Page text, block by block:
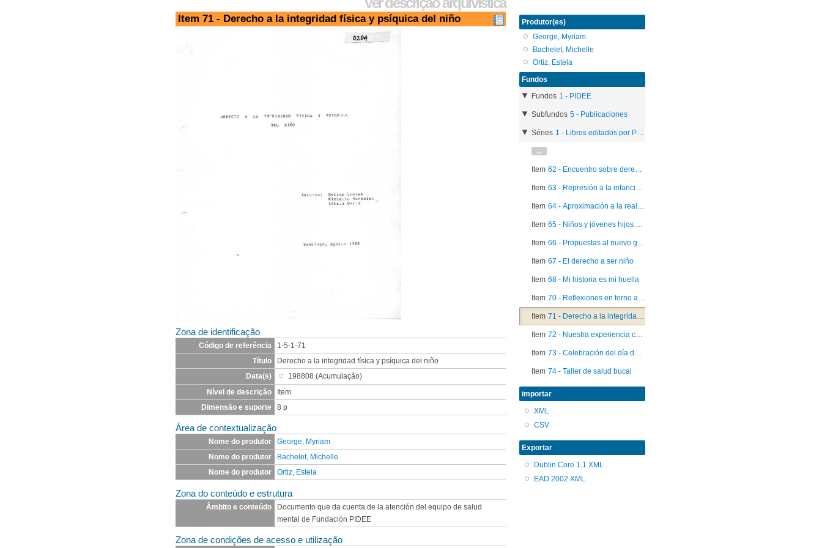
Item 71 - Derecho a la integridad física y psíquica del niño
Zona de identificação
Código de referência
1-5-1-71
Título
Derecho a la integridad física y psíquica del niño
Data(s)
198808 (Acumulação)
Nível de descrição
Item
Dimensão e suporte
8 p
Área de contextualização
Nome do produtor
George, Myriam
Nome do produtor
Bachelet, Michelle
Nome do produtor
Ortiz, Estela
Zona do conteúdo e estrutura
Âmbito e conteúdo
Documento que da cuenta de la atención del equipo de salud
mental de Fundación PIDEE
Zona de condições de acesso e utilização
Produtor(es)
George, Myriam
Bachelet, Michelle
Ortiz, Estela
Fundos
Fundos 1 - PIDEE
Subfundos 5 - Publicaciones
Séries 1 - Libros editados por PIDEE
...
Item 62 - Encuentro sobre derechos humanos y perspectivas de democracia en Chile
Item 63 - Represión a la infancia en Chile
Item 64 - Aproximación a la realidad de la infancia y la adolescencia dañada por los estados de emergencia
Item 65 - Niños y jóvenes hijos de detenidos desaparecidos, ejecutados políticos y presos políticos
Item 66 - Propuestas al nuevo gobierno democrático y a la opinión pública: El derecho a ser niño
Item 67 - El derecho a ser niño
Item 68 - Mi historia es mi huella
Item 70 - Reflexiones en torno al daño y reparación psicosocial en menores
Item 71 - Derecho a la integridad física y psíquica del niño
Item 72 - Nuestra experiencia con menores familiares de detenidos desaparecidos y ejecutados políticos
Item 73 - Celebración del día del niño en Ñuñoa
Item 74 - Taller de salud bucal
Item 75 - Trabajo de extensión en el sector Valdivieso en Conchalí
...
importar
XML
CSV
Exportar
Dublin Core 1.1 XML
EAD 2002 XML